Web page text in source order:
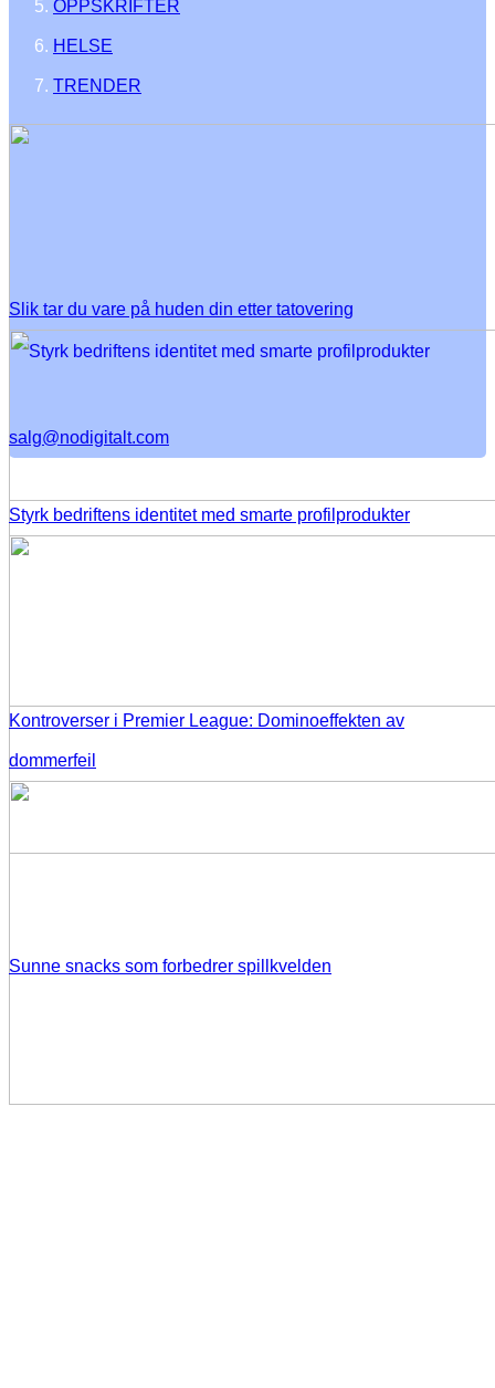
OPPSKRIFTER
HELSE
TRENDER
Slik tar du vare på huden din etter tatovering
Styrk bedriftens identitet med smarte profilprodukter
Kontroverser i Premier League: Dominoeffekten av
dommerfeil
Sunne snacks som forbedrer spillkvelden
salg@nodigitalt.com